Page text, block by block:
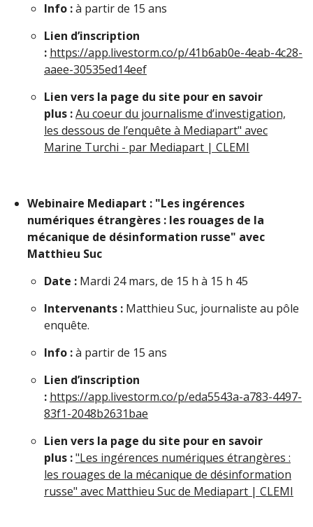
Info :à partir de 15 ans
Lien d’inscription
: https://app.livestorm.co/p/41b6ab0e-4eab-4c28-
aaee-30535ed14eef
Lien vers la page du site pour en savoir
plus :Au coeur du journalisme d’investigation,
les dessous de l’enquête à Mediapart" avec
Marine Turchi - par Mediapart | CLEMI
Webinaire Mediapart : "Les ingérences
numériques étrangères : les rouages de la
mécanique de désinformation russe" avec
Matthieu Suc
Date : Mardi 24 mars, de 15 h à 15 h 45
Intervenants : Matthieu Suc, journaliste au pôle
enquête.
Info :à partir de 15 ans
Lien d’inscription
: https://app.livestorm.co/p/eda5543a-a783-4497-
83f1-2048b2631bae
Lien vers la page du site pour en savoir
plus :"Les ingérences numériques étrangères :
les rouages de la mécanique de désinformation
russe" avec Matthieu Suc de Mediapart | CLEMI